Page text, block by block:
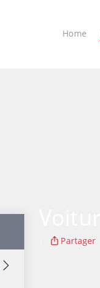
Home
Partager